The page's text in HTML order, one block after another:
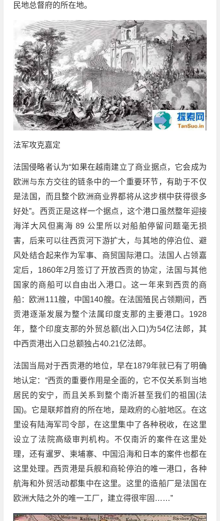
民地总督府的所在地。
法军攻克嘉定
法国侵略者认为“如果在越南建立了商业据点，它会成为
欧洲与东方交往的链条中的一个重要环节，有助于不仅
是法国，而且整个欧洲商业界都将从这步棋中获得很多
好处”。西贡正是这样一个据点，这个港口虽然整年迎接
海洋大风但离海 89 公里所以对船舶停留问题毫无损
害，后来可以往西贡河下游扩大，与其地的停泊位、避
风处结合起来作为军事、商贸国际港口。法国人占领嘉
定后，1860年2月签订了开放西贡的协定，法国与其他
国家的商船可以自由出入港口。这一年来到西贡的商
船：欧洲111艘，中国140艘。在法国殖民占领期间，西
贡港逐渐发展为整个法属印度支那的主要港口。1928
年，整个印度支那的外贸总额(出入口)为54亿法郎，其
中西贡港出入口总额独占40.21亿法郎。
法国当局对于西贡港的地位，早在1879年就已有了明确
地认定：“西贡的重要作用是全面的，它不仅关系到当地
居民的安宁，而且关系到整个南沂甚至我们的祖国(法
国)。它是联邦首府的所在地，是政府的心脏地区。在这
里设有陆海军司令部，在这里集中了各种税收，在这里
设立了法院高级审判机构。不仅南沂的案件在这里处
理，还有暹罗、柬埔寨、中国沿海和日本的案件也都在
这里处理。西贡港是兵舰和商轮停泊的唯一港口，各种
航海和外贸活动都集中在这里。这里的造船厂是法国在
欧洲大陆之外的唯一工厂，建立得很牢固……”